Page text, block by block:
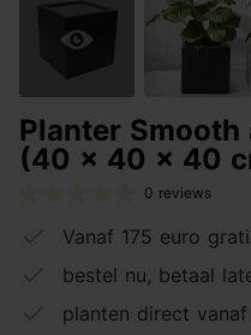
Planter
(40 x 40 x 40
0 reviews
Vanaf 175 euro
bestel nu, betaal
planten direct